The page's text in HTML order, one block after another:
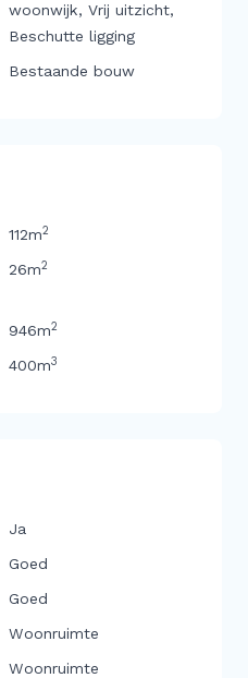
woonwijk, Vrij uitzicht,
Beschutte ligging
Bestaande bouw
112m2
26m2
946m2
400m3
Ja
Goed
Goed
Woonruimte
Woonruimte